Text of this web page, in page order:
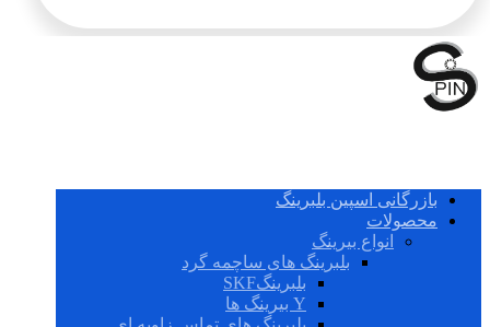
بازرگانی اسپین بلبرینگ
محصولات
انواع بیرینگ
بلبرینگ های ساچمه گرد
بلبرینگSKF
Y بیرینگ ها